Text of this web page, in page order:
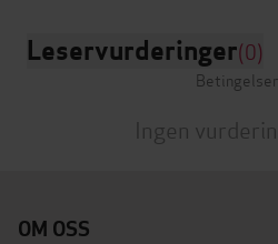
Leservurderinger(0)
Ingen
OM OSS